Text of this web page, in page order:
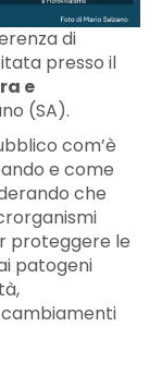
di
presso il
e
(SA).
com’è
e come
che
proteggere le
patogeni